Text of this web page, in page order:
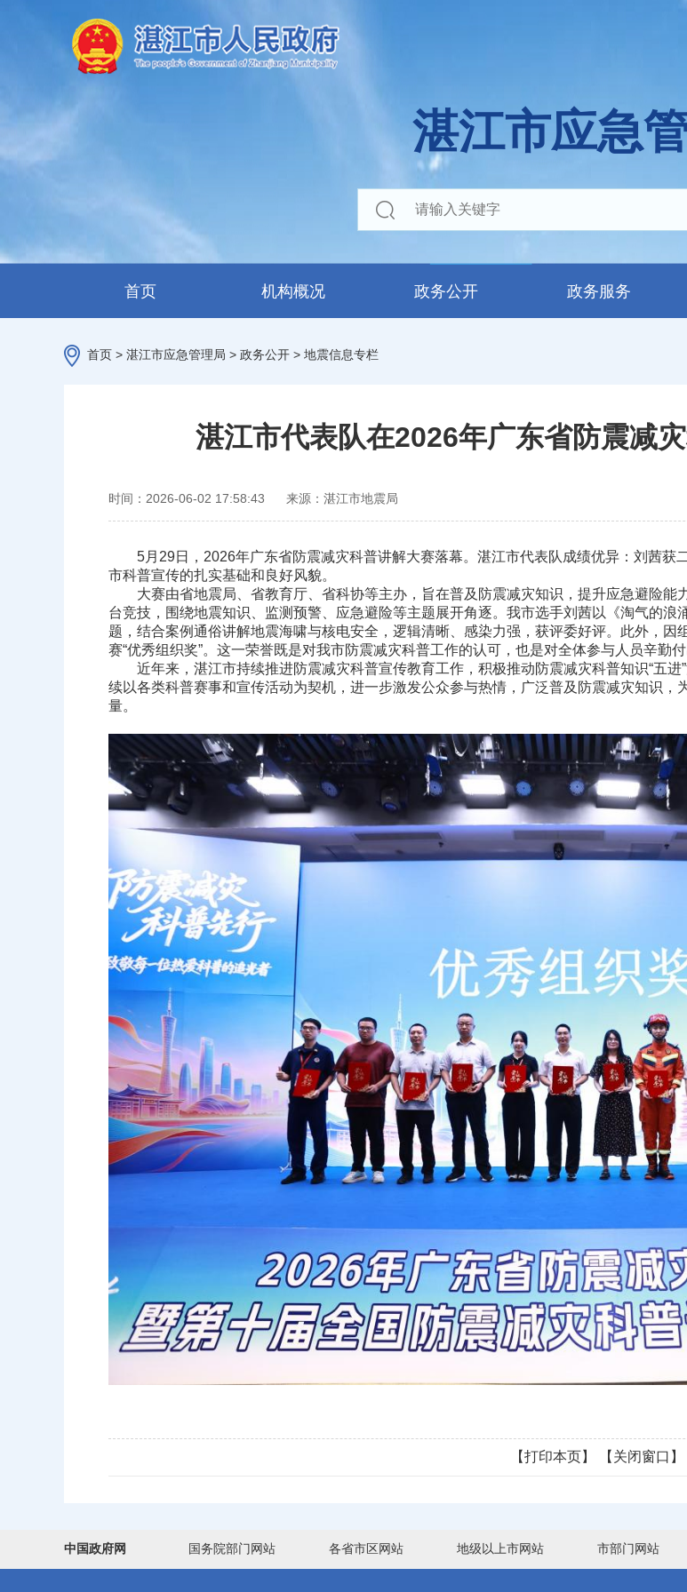
湛江市应急
首页 机构概况 政务公开 政务服务
首页 > 湛江市应急管理局 > 政务公开 > 地震信息专栏
湛江市代表队在2026年广东省防震减
时间：2026-06-02 17:58:43 来源：湛江市地震局
5月29日，2026年广东省防震减灾科普讲解大赛落幕。湛江市代表队成绩优异：刘茜获
市科普宣传的扎实基础和良好风貌。
大赛由省地震局、省教育厅、省科协等主办，旨在普及防震减灾知识，提升应急避险能
台竞技，围绕地震知识、监测预警、应急避险等主题展开角逐。我市选手刘茜以《淘气的
题，结合案例通俗讲解地震海啸与核电安全，逻辑清晰、感染力强，获评委好评。此外，
赛“优秀组织奖”。这一荣誉既是对我市防震减灾科普工作的认可，也是对全体参与人员辛勤付
近年来，湛江市持续推进防震减灾科普宣传教育工作，积极推动防震减灾科普知识“五进
续以各类科普赛事和宣传活动为契机，进一步激发公众参与热情，广泛普及防震减灾知识
量。
【打印本页】 【关闭窗口】
中国政府网 国务院部门网站 各省市区网站 地级以上市网站 市部门网站